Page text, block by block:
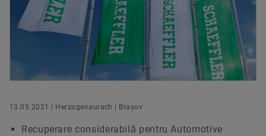
Responsabilitate socială
Produse digitale
Protecția mărcii
Laboratories Romania
Servicii & Contact
Manager Communications & Branding
Schaeffler Romania, Brașov, RO
+40 268 50 4816
Comandați acum
13.05.2021 | Herzogenaurach | Brașov
Recuperare considerabilă pentru Automotive